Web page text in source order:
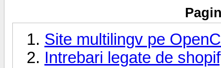
Site multilingv pe
Intrebari legate de